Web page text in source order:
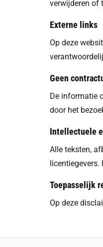
verwijderen of
Externe links
Op deze
Geen
De informatie
door het
Intellectuele
Alle teksten,
licentiegevers.
Toepasselijk
Op deze